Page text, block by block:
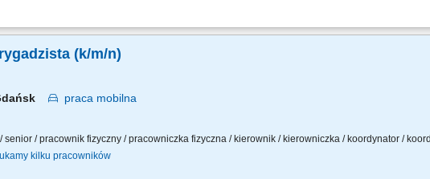
sieci wodno-kanalizacyjnych; Organizacja i koordynacja pracy brygady; Praca na podstawie
(k/m/n)
praca mobilna
senior / pracownik fizyczny / pracowniczka fizyczna / kierownik / kierowniczka / koordynator /
kilku pracowników